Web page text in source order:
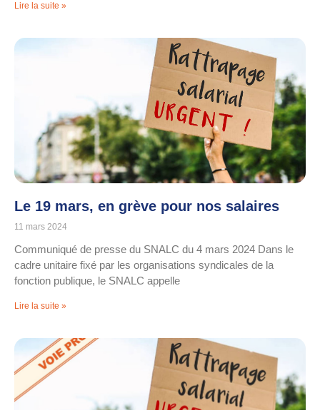
Lire la suite »
Le 19 mars, en grève pour nos salaires
11 mars 2024
Communiqué de presse du SNALC du 4 mars 2024 Dans le
cadre unitaire fixé par les organisations syndicales de la
fonction publique, le SNALC appelle
Lire la suite »